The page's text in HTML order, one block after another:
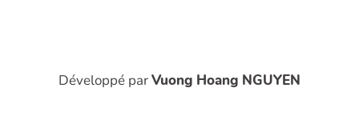
Développé parVuong Hoang NGUYEN